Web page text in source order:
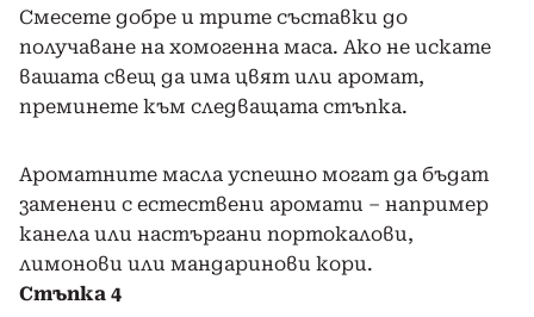
Смесете добре и трите съставки до
получаване на хомогенна маса. Ако не искате
вашата свещ да има цвят или аромат,
преминете към следващата стъпка.
Ароматните масла успешно могат да бъдат
заменени с естествени аромати – например
канела или настъргани портокалови,
лимонови или мандаринови кори.
Стъпка 4